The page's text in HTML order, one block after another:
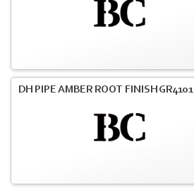
DH PIPE AMBER ROOT FINISH GR4101